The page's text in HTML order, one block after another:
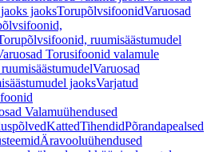
jaoksTorupõlvsifoonidVaruosad
ruumisäästumudel
Torusifoonid valamule
Varuosad
jaoksVarjatud
Valamuühendused
KattedTihendidPõrandapealsed
Äravooluühendused